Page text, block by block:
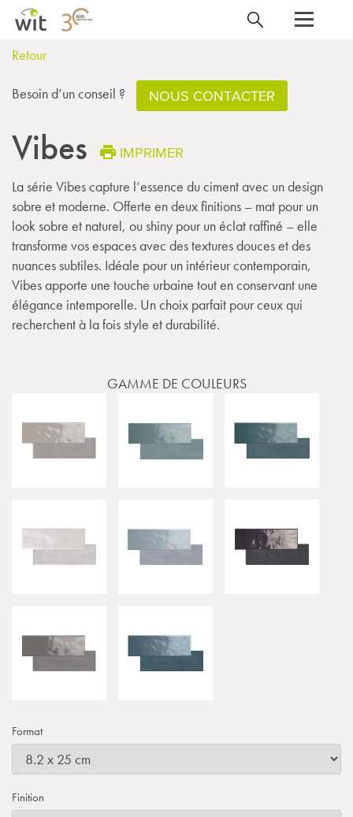
Retour
Besoin d’un conseil ? NOUS CONTACTER
Vibes IMPRIMER
La série Vibes capture l’essence du ciment avec un design
sobre et moderne. Offerte en deux finitions – mat pour un
look sobre et naturel, ou shiny pour un éclat raffiné – elle
transforme vos espaces avec des textures douces et des
nuances subtiles. Idéale pour un intérieur contemporain,
Vibes apporte une touche urbaine tout en conservant une
élégance intemporelle. Un choix parfait pour ceux qui
recherchent à la fois style et durabilité.
GAMME DE COULEURS
Format
Finition